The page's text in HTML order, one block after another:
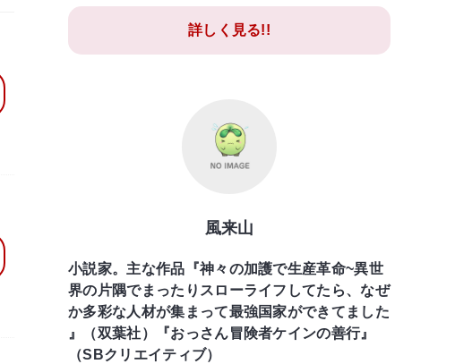
詳しく見る!!
風来山
小説家。主な作品『神々の加護で生産革命~異世
界の片隅でまったりスローライフしてたら、なぜ
か多彩な人材が集まって最強国家ができてました
』（双葉社）『おっさん冒険者ケインの善行』
（SBクリエイティブ）